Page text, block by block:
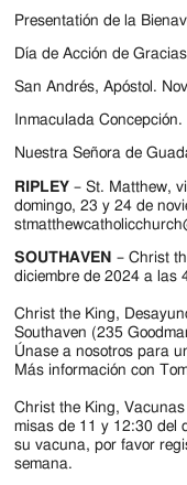
of
Jackson
Since
1954
Presentatión de la
Día de Acción de
San Andrés, Apóstol.
Inmaculada Concepción.
Nuestra Señora de
RIPLEY– St. Matthew,
domingo, 23 y 24 de
SOUTHAVEN– Christ
diciembre de 2024 a las
Christ the King,
Southaven (235
Únase a nosotros para
Más información con
Christ the King,
misas de 11 y 12:30 del
su vacuna, por favor
semana.